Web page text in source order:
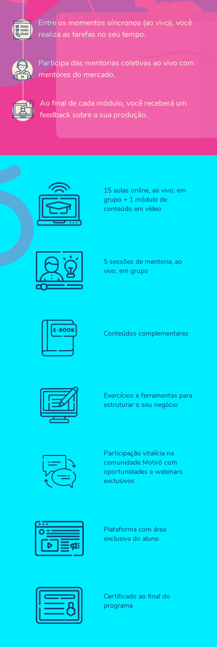
Entre os momentos síncronos (ao vivo), você
realiza as tarefas no seu tempo.
Participa das mentorias coletivas ao vivo com
mentores do mercado.
Ao final de cada módulo, você receberá um
feedback sobre a sua produção.
15 aulas online, ao vivo, em
grupo + 1 módulo de
conteúdo em vídeo
5 sessões de mentoria, ao
vivo, em grupo
Conteúdos complementares
Exercícios e ferramentas para
estruturar o seu negócio
Participação vitalícia na
comunidade Motirô com
oportunidades e webinars
exclusivos
Plataforma com área
exclusiva do aluno
Certificado ao final do
programa